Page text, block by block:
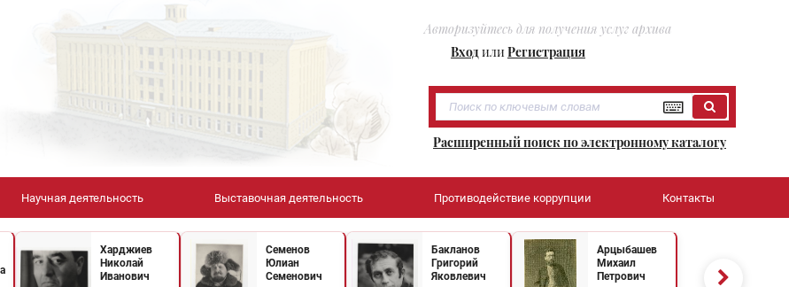
Авторизуйтесь для получения услуг архива
ВходилиРегистрация
Расширенный поиск по электронному каталогу
Научная деятельность Выставочная деятельность Противодействие коррупции Контакты
Харджиев
Николай
Иванович
Семенов
Юлиан
Семенович
Бакланов
Григорий
Яковлевич
Арцыбашев
Михаил
Петрович